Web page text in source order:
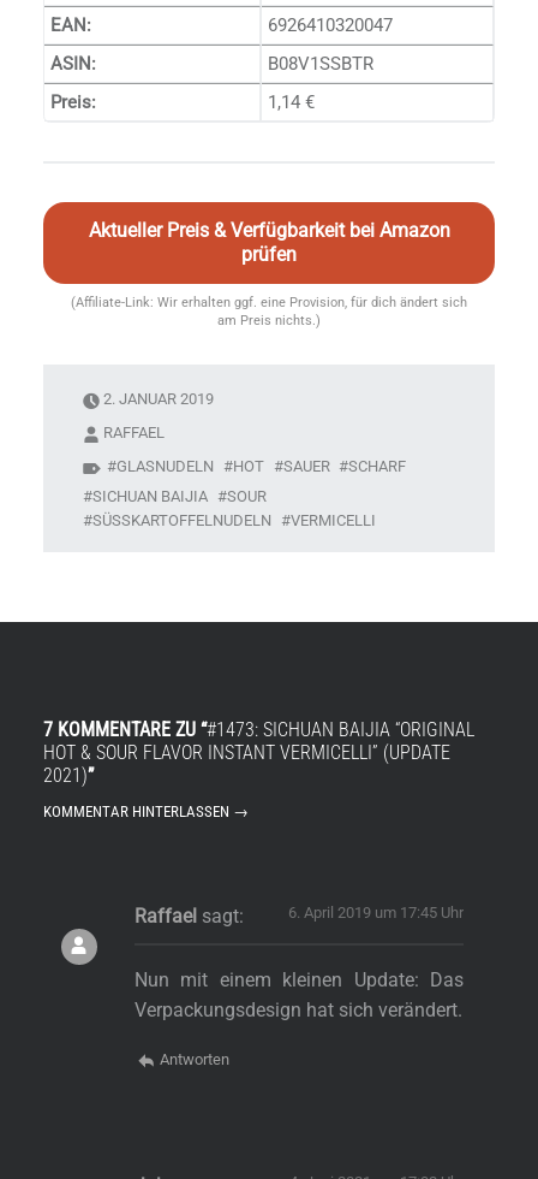
EAN:
6926410320047
ASIN:
B08V1SSBTR
Preis:
1,14 €
Aktueller Preis & Verfügbarkeit bei Amazon
prüfen
(Affiliate-Link: Wir erhalten ggf. eine Provision, für dich ändert sich
am Preis nichts.)
2. JANUAR 2019
RAFFAEL
GLASNUDELN
HOT SAUER
SCHARF
SICHUAN BAIJIA
SOUR
SÜSSKARTOFFELNUDELN
VERMICELLI
7 KOMMENTARE ZU “#1473: SICHUAN BAIJIA “ORIGINAL
HOT & SOUR FLAVOR INSTANT VERMICELLI” (UPDATE
2021)”
KOMMENTAR HINTERLASSEN →
Raffael sagt: 6. April 2019 um 17:45 Uhr
Nun mit einem kleinen Update: Das
Verpackungsdesign hat sich verändert.
Antworten